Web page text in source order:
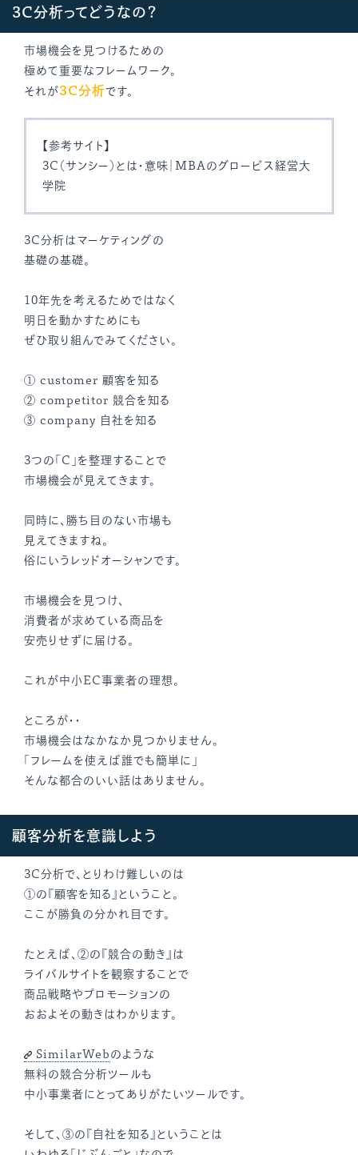
3C分析ってどうなの？
市場機会を見つけるための
極めて重要なフレームワーク。
それが3C分析です。
【参考サイト】
3C（サンシー）とは・意味｜MBAのグロービス経営大
学院
3C分析はマーケティングの
基礎の基礎。
10年先を考えるためではなく
明日を動かすためにも
ぜひ取り組んでみてください。
① customer 顧客を知る
② competitor 競合を知る
③ company 自社を知る
3つの「C」を整理することで
市場機会が見えてきます。
同時に、勝ち目のない市場も
見えてきますね。
俗にいうレッドオーシャンです。
市場機会を見つけ、
消費者が求めている商品を
安売りせずに届ける。
これが中小EC事業者の理想。
ところが・・
市場機会はなかなか見つかりません。
「フレームを使えば誰でも簡単に」
そんな都合のいい話はありません。
顧客分析を意識しよう
3C分析で、とりわけ難しいのは
①の『顧客を知る』ということ。
ここが勝負の分かれ目です。
たとえば、②の『競合の動き』は
ライバルサイトを観察することで
商品戦略やプロモーションの
おおよその動きはわかります。
SimilarWeb のような
無料の競合分析ツールも
中小事業者にとってありがたいツールです。
そして、③の『自社を知る』ということは